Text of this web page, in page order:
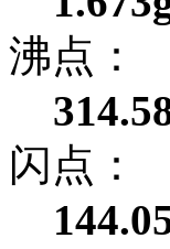
沸点：
闪点：